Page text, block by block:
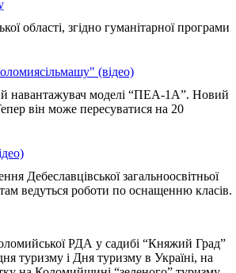
області, згідно гуманітарної програми
(відео)
навантажувач моделі “ПЕА-1А”. Новий
він може пересуватися на 20
Дебеславцівської загальноосвітньої
ведуться роботи по оснащенню класів.
РДА у садибі “Княжий Град”
туризму і Дня туризму в Україні, на